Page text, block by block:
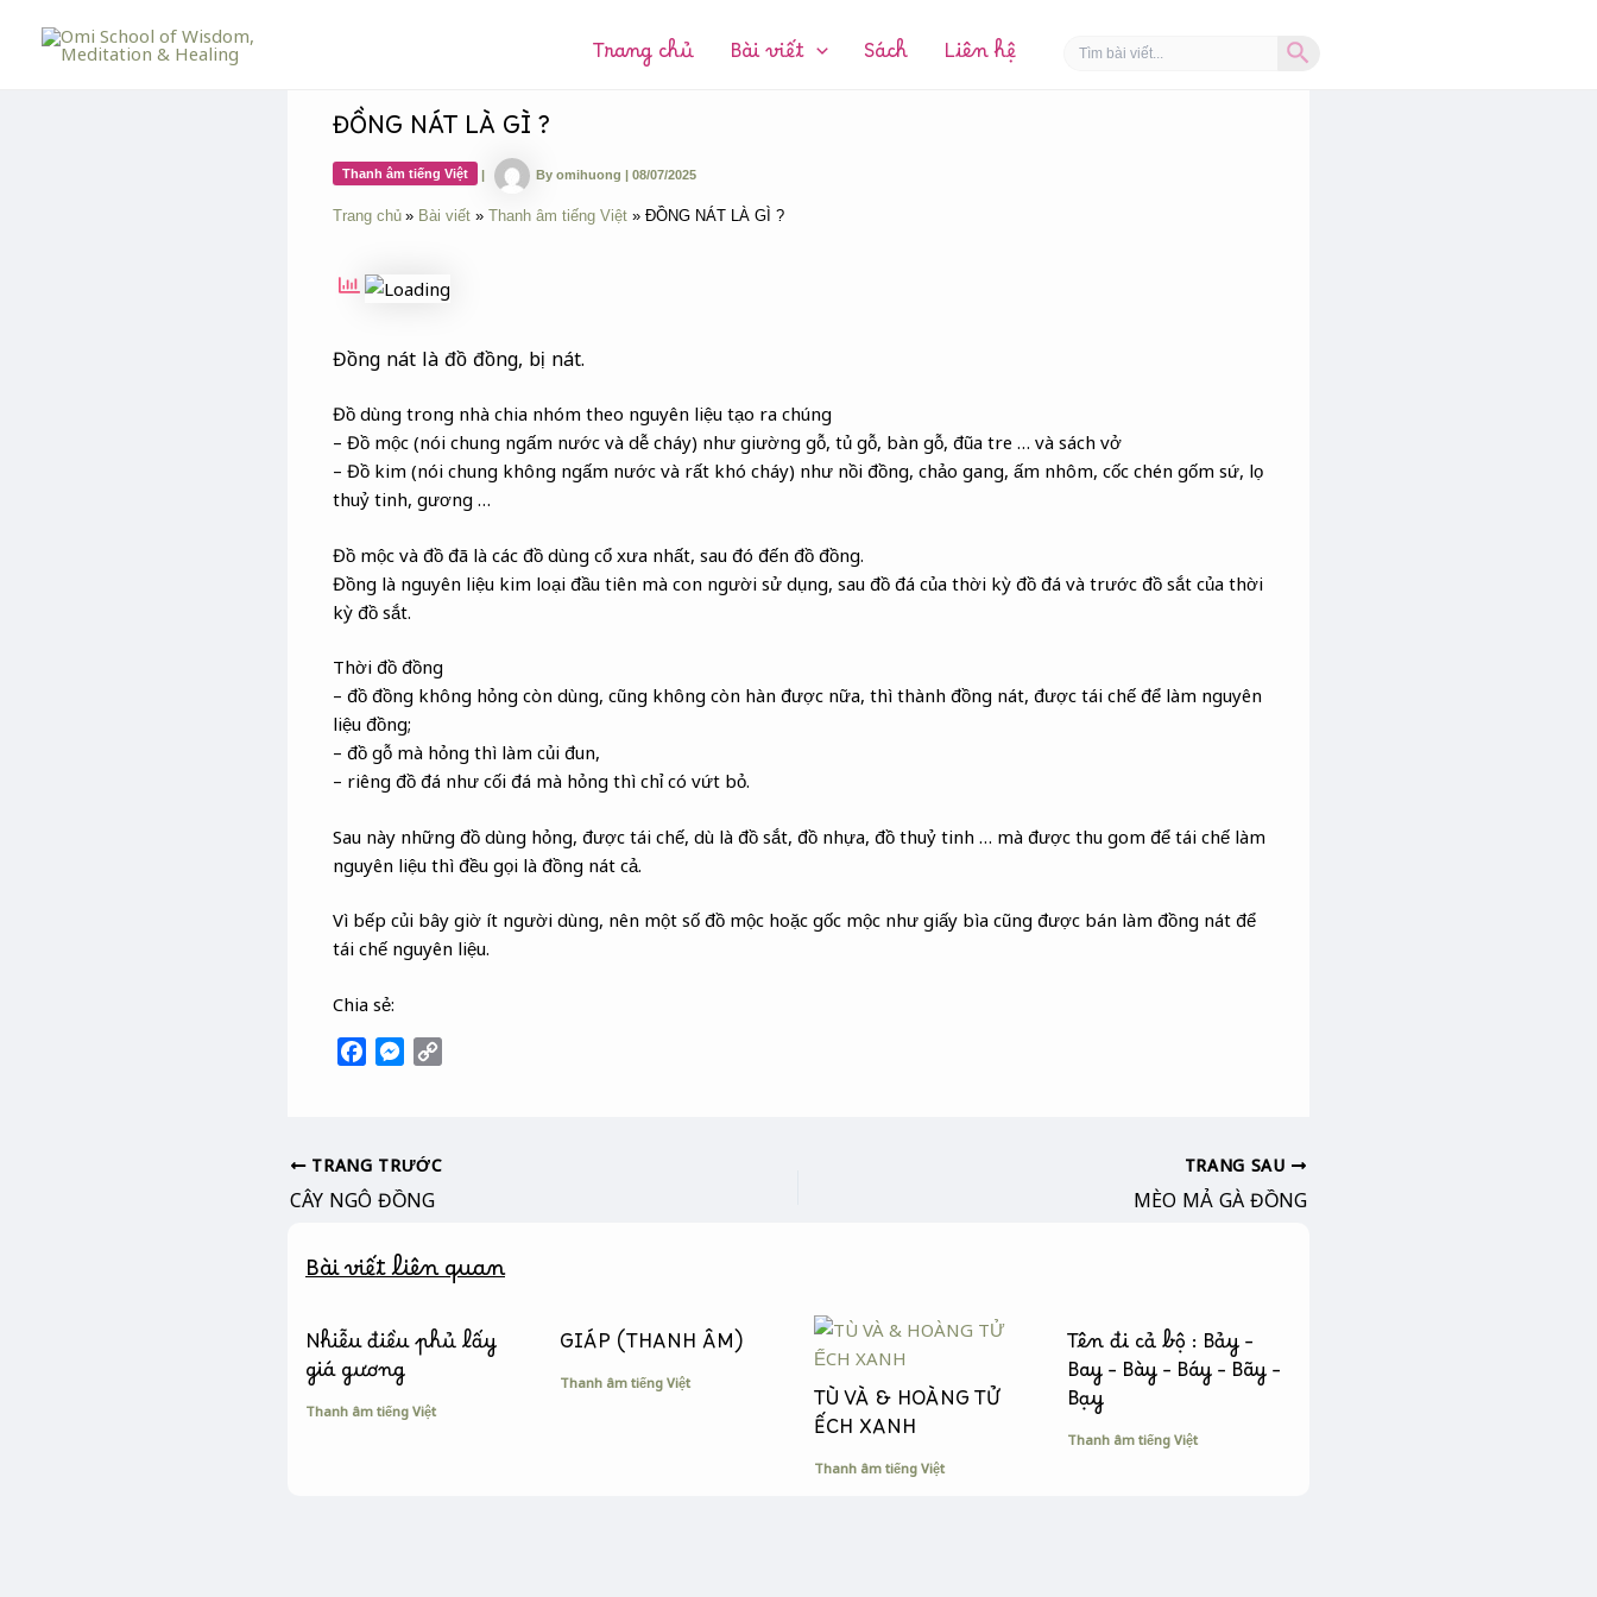
Trang chủ Bài viết Sách Liên hệ Search
for:
ĐỒNG NÁT LÀ GÌ ?
Thanh âm tiếng Việt | By omihuong | 08/07/2025
Trang chủ Bài viết Thanh âm tiếng Việt ĐỒNG NÁT LÀ GÌ ?
Đồng nát là đồ đồng, bị nát.
Đồ dùng trong nhà chia nhóm theo nguyên liệu tạo ra chúng
– Đồ mộc (nói chung ngấm nước và dễ cháy) như giường gỗ, tủ gỗ, bàn gỗ, đũa tre … và sách vở
– Đồ kim (nói chung không ngấm nước và rất khó cháy) như nồi đồng, chảo gang, ấm nhôm, cốc chén gốm sứ, lọ
thuỷ tinh, gương …
Đồ mộc và đồ đã là các đồ dùng cổ xưa nhất, sau đó đến đồ đồng.
Đồng là nguyên liệu kim loại đầu tiên mà con người sử dụng, sau đồ đá của thời kỳ đồ đá và trước đồ sắt của thời
kỳ đồ sắt.
Thời đồ đồng
– đồ đồng không hỏng còn dùng, cũng không còn hàn được nữa, thì thành đồng nát, được tái chế để làm nguyên
liệu đồng;
– đồ gỗ mà hỏng thì làm củi đun,
– riêng đồ đá như cối đá mà hỏng thì chỉ có vứt bỏ.
Sau này những đồ dùng hỏng, được tái chế, dù là đồ sắt, đồ nhựa, đồ thuỷ tinh … mà được thu gom để tái chế làm
nguyên liệu thì đều gọi là đồng nát cả.
Vì bếp củi bây giờ ít người dùng, nên một số đồ mộc hoặc gốc mộc như giấy bìa cũng được bán làm đồng nát để
tái chế nguyên liệu.
Chia sẻ:
b
o
k
M
e
n
e
r
L
TRANG TRƯỚC
CÂY NGÔ ĐỒNG
TRANG SAU
MÈO MẢ GÀ ĐỒNG
Bài viết liên quan
Nhiễu điều phủ lấy
giá gương
Thanh âm tiếng Việt
GIÁP (THANH ÂM)
Thanh âm tiếng Việt
TÙ VÀ & HOÀNG TỬ
ẾCH XANH
Thanh âm tiếng Việt
Tên đi cả bộ : Bảy –
Bay – Bày – Báy – Bãy –
Bạy
Thanh âm tiếng Việt